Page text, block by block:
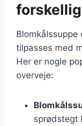
tilpasses med
Her er nogle
overveje:
sprødstegt